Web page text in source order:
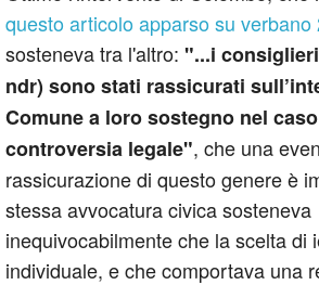
questo articolo apparso su verbano
sosteneva tra l'altro: "...i
ndr) sono stati rassicurati
Comune a loro sostegno nel
controversia legale", che una
rassicurazione di questo genere è
stessa avvocatura civica sosteneva
inequivocabilmente che la scelta di
individuale, e che comportava una